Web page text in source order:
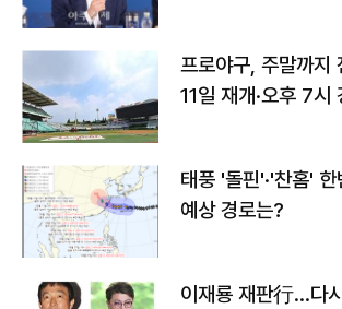
프로야구, 주말까지
11일 재개·오후 7시
태풍 '돌핀'·'찬홈'
예상 경로는?
이재룡 재판行…다